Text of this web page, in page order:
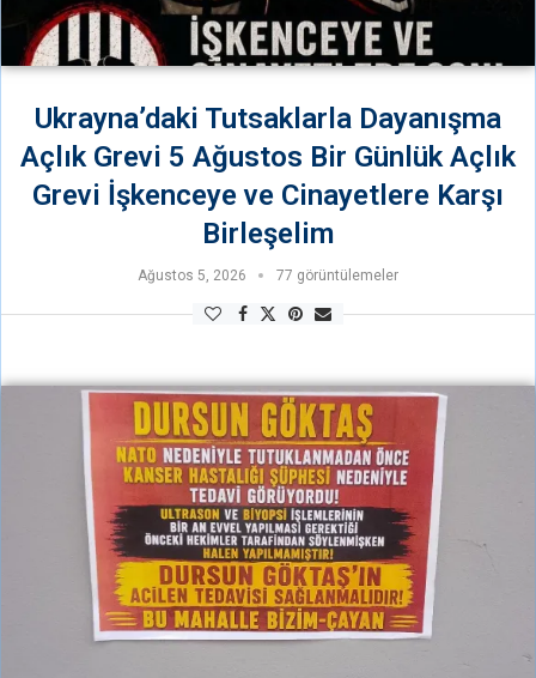
Ukrayna’daki Tutsaklarla Dayanışma
Açlık Grevi 5 Ağustos Bir Günlük Açlık
Grevi İşkenceye ve Cinayetlere Karşı
Birleşelim
Ağustos 5, 2026 77 görüntülemeler